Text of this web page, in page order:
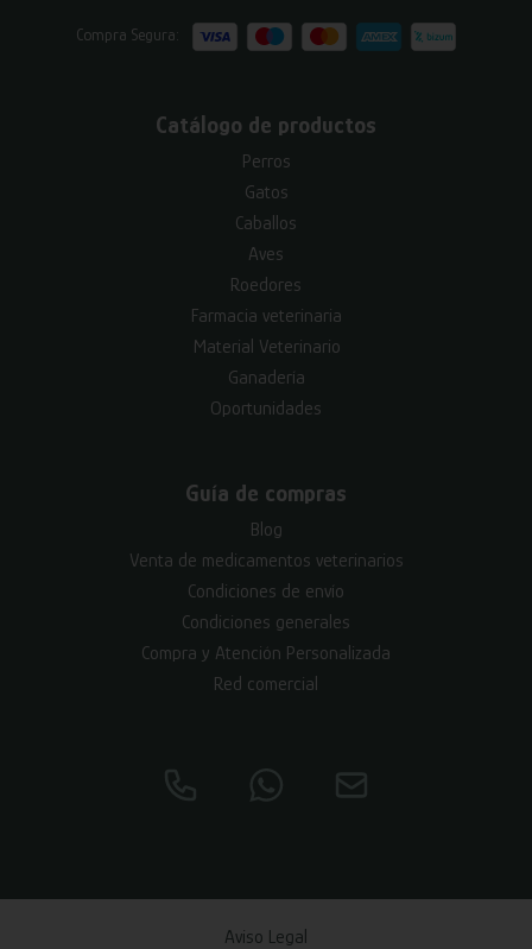
Compra Segura:
Catálogo de productos
Perros
Gatos
Caballos
Aves
Roedores
Farmacia veterinaria
Material Veterinario
Ganadería
Oportunidades
Guía de compras
Blog
Venta de medicamentos veterinarios
Condiciones de envío
Condiciones generales
Compra y Atención Personalizada
Red comercial
Aviso Legal